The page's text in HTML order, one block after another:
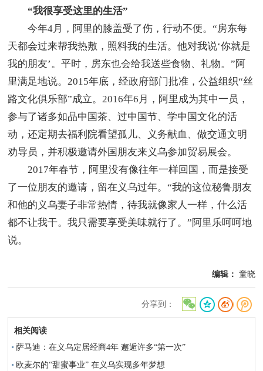
“我很享受这里的生活”
今年4月，阿里的膝盖受了伤，行动不便。“房东每
天都会过来帮我热敷，照料我的生活。他对我说‘你就是
我的朋友’。平时，房东也会给我送些食物、礼物。”阿
里满足地说。2015年底，经政府部门批准，公益组织“丝
路文化俱乐部”成立。2016年6月，阿里成为其中一员，
参与了诸多如品中国茶、过中国节、学中国文化的活
动，还定期去福利院看望孤儿、义务献血、做交通文明
劝导员，并积极邀请外国朋友来义乌参加贸易展会。
2017年春节，阿里没有像往年一样回国，而是接受
了一位朋友的邀请，留在义乌过年。“我的这位秘鲁朋友
和他的义乌妻子非常热情，待我就像家人一样，什么活
都不让我干。我只需要享受美味就行了。”阿里乐呵呵地
说。
编辑： 童晓
分享到：
相关阅读
萨马迪：在义乌定居经商4年 邂逅许多“第一次”
欧麦尔的“甜蜜事业” 在义乌实现多年梦想